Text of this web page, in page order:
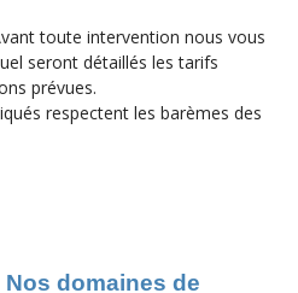
toute intervention nous vous
seront détaillés les tarifs
prévues.
respectent les barèmes des
Nos domaines de